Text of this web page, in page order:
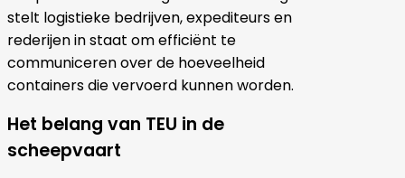
stelt logistieke bedrijven, expediteurs en
rederijen in staat om efficiënt te
communiceren over de hoeveelheid
containers die vervoerd kunnen worden.
Het belang van TEU in de
scheepvaart